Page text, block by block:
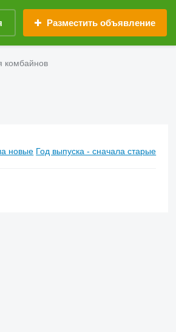
Разместить объявление
комбайнов
новые Год выпуска - сначала старые